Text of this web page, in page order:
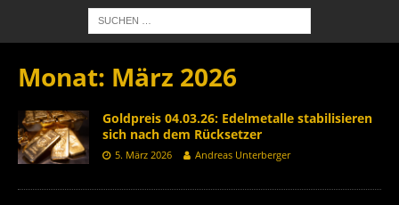
Monat: März 2026
Goldpreis 04.03.26: Edelmetalle stabilisieren
sich nach dem Rücksetzer
5. März 2026 Andreas Unterberger